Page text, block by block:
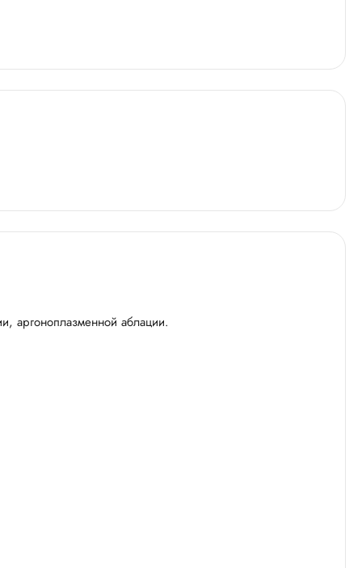
аргоноплазменной аблации.